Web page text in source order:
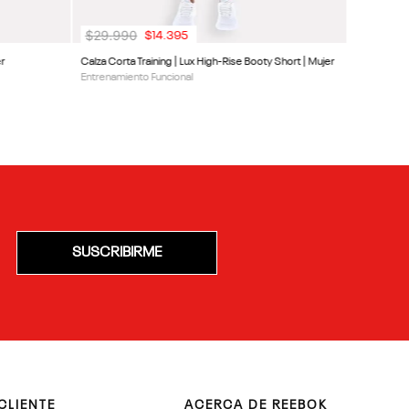
Calza Corta Training | Lux High-Rise Booty Short | Mujer
Entrenamiento Funcional
$29.990 $14.395
SUSCRIBIRME
ACERCA DE REEBOK